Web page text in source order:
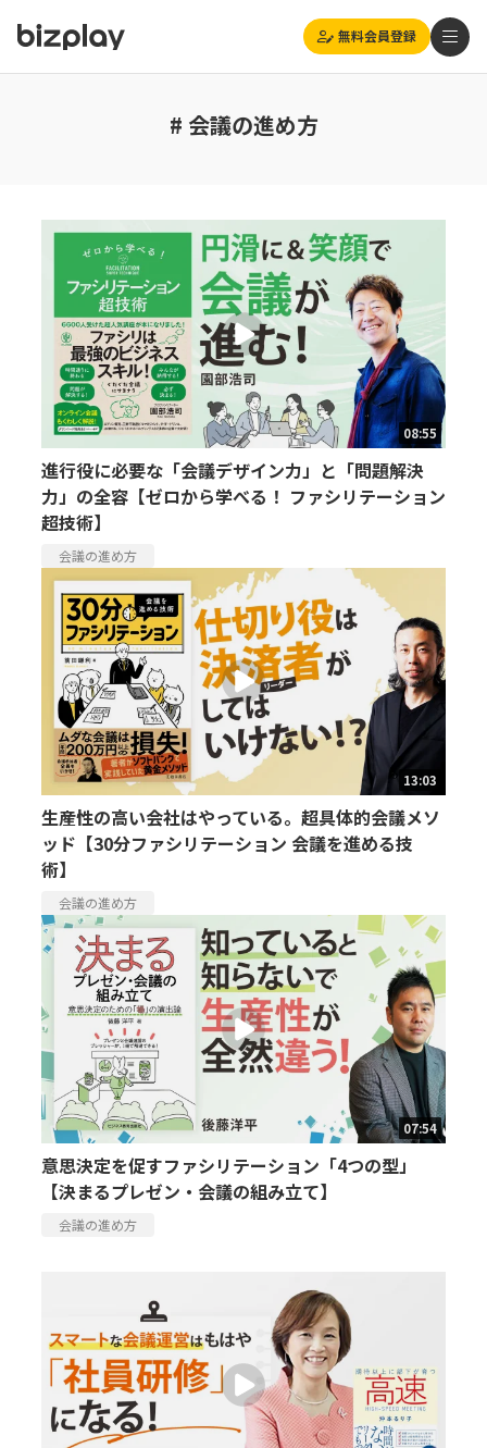
無料会員登録
# 会議の進め方
08:55
進行役に必要な「会議デザイン力」と「問題解決
力」の全容【ゼロから学べる！ ファシリテーション
超技術】
会議の進め方
13:03
生産性の高い会社はやっている。超具体的会議メソ
ッド【30分ファシリテーション 会議を進める技
術】
会議の進め方
07:54
意思決定を促すファシリテーション「4つの型」
【決まるプレゼン・会議の組み立て】
会議の進め方